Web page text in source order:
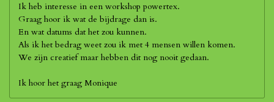
Ik heb interesse in een workshop powertex.
Graag hoor ik wat de bijdrage dan is.
En wat datums dat het zou kunnen.
Als ik het bedrag weet zou ik met 4 mensen willen komen.
We zijn creatief maar hebben dit nog nooit gedaan.
Ik hoor het graag Monique